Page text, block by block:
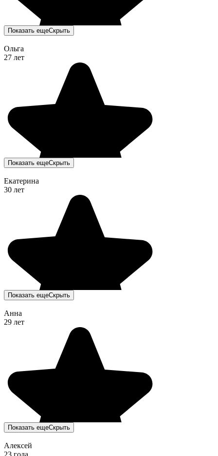
Показать ещеСкрыть
Ольга
27 лет
Показать ещеСкрыть
Екатерина
30 лет
Показать ещеСкрыть
Анна
29 лет
Показать ещеСкрыть
Алексей